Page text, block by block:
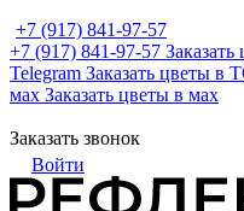
+7 (917) 841-97-57
+7 (917) 841-97-57
Telegram Заказать цветы в
мах Заказать цветы в мах
Заказать звонок
Войти